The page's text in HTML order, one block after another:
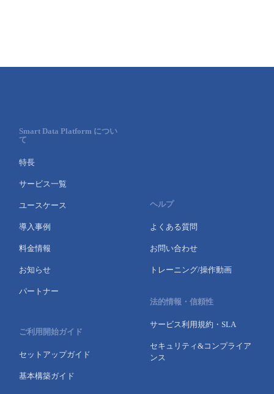
Smart Data Platform につい
て
特長
サービス一覧
ユースケース
導入事例
料金情報
お知らせ
パートナー
ご利用開始ガイド
セットアップガイド
基本構築ガイド
ヘルプ
よくある質問
お問い合わせ
トレーニング/操作動画
法的情報・信頼性
サービス利用規約・SLA
セキュリティ&コンプライア
ンス